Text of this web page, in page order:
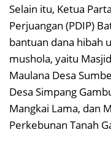
Selain itu, Ketua
Perjuangan (PDIP)
bantuan dana hibah
mushola, yaitu
Maulana Desa
Desa Simpang
Mangkai Lama, dan
Perkebunan Tanah